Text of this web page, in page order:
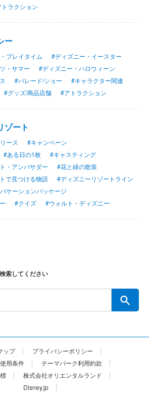
ラクション
ー
プレイタイム
#ディズニー・イースター
・サマー
#ディズニー・ハロウィーン
#パレード/ショー
#キャラクター関連
#グッズ/商品店舗 #アトラクション
ゾート
ース
#キャンペーン
#ある日の1枚
#キャスティング
・アンバサダー
#花と緑の散策
で見つける物語
#ディズニーリゾートライン
ケーションパッケージ
#クイズ #ウォルト・ディズニー
索してください
ップ
プライバシーポリシー
用条件
テーマパーク利用約款
株式会社オリエンタルランド
Disney.jp